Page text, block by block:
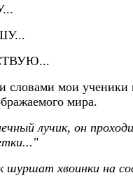
словами мои ученики
мира.
лучик, он
шуршат хвоинки на